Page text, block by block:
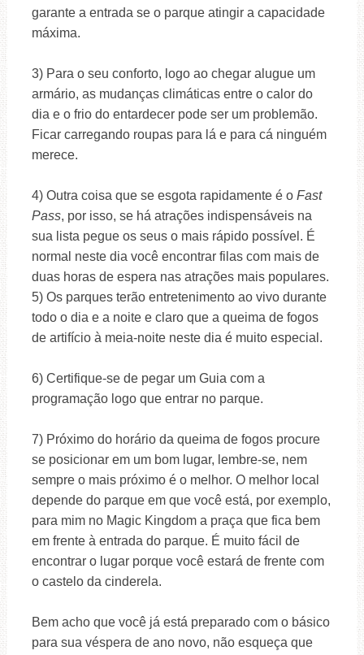
garante a entrada se o parque atingir a capacidade
máxima.
3) Para o seu conforto, logo ao chegar alugue um
armário, as mudanças climáticas entre o calor do
dia e o frio do entardecer pode ser um problemão.
Ficar carregando roupas para lá e para cá ninguém
merece.
4) Outra coisa que se esgota rapidamente é o Fast
Pass, por isso, se há atrações indispensáveis na
sua lista pegue os seus o mais rápido possível. É
normal neste dia você encontrar filas com mais de
duas horas de espera nas atrações mais populares.
5) Os parques terão entretenimento ao vivo durante
todo o dia e a noite e claro que a queima de fogos
de artifício à meia-noite neste dia é muito especial.
6) Certifique-se de pegar um Guia com a
programação logo que entrar no parque.
7) Próximo do horário da queima de fogos procure
se posicionar em um bom lugar, lembre-se, nem
sempre o mais próximo é o melhor. O melhor local
depende do parque em que você está, por exemplo,
para mim no Magic Kingdom a praça que fica bem
em frente à entrada do parque. É muito fácil de
encontrar o lugar porque você estará de frente com
o castelo da cinderela.
Bem acho que você já está preparado com o básico
para sua véspera de ano novo, não esqueça que